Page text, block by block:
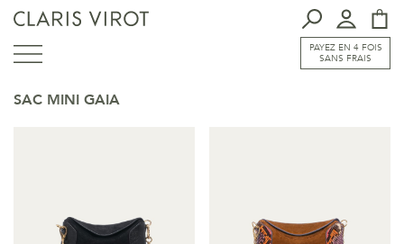
PAYEZ EN 4 FOIS
SANS FRAIS
SAC MINI GAIA